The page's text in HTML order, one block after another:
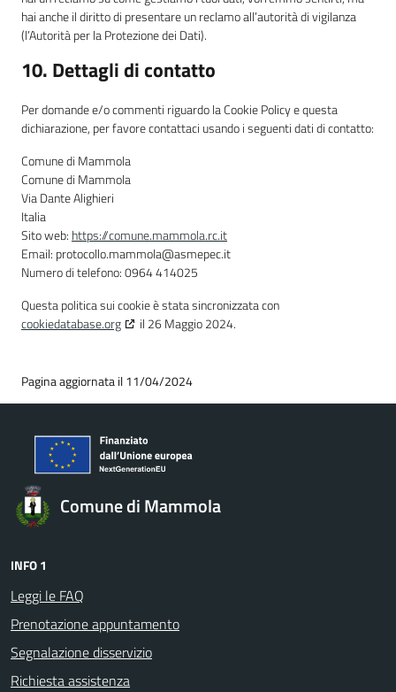
hai anche il diritto di presentare un reclamo all’autorità di vigilanza
(l’Autorità per la Protezione dei Dati).
10. Dettagli di contatto
Per domande e/o commenti riguardo la Cookie Policy e questa
dichiarazione, per favore contattaci usando i seguenti dati di contatto:
Comune di Mammola
Comune di Mammola
Via Dante Alighieri
Italia
Sito web: https://comune.mammola.rc.it
Email: protocollo.mammola@asmepec.it
Numero di telefono: 0964 414025
Questa politica sui cookie è stata sincronizzata con
cookiedatabase.org
il 26 Maggio 2024.
Pagina aggiornata il 11/04/2024
Comune di Mammola
INFO 1
Leggi le FAQ
Prenotazione appuntamento
Segnalazione disservizio
Richiesta assistenza